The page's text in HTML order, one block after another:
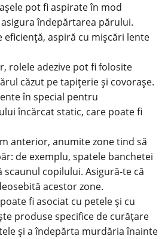
pot fi aspirate în mod
îndepărtarea părului.
eficiență, aspiră cu mișcări lente
rolele adezive pot fi folosite
căzut pe tapițerie și covorașe.
în special pentru
încărcat static, care poate fi
anterior, anumite zone tind să
de exemplu, spatele banchetei
scaunul copilului. Asigură-te că
acestor zone.
fi asociat cu petele și cu
produse specifice de curățare
și a îndepărta murdăria înainte